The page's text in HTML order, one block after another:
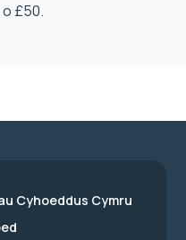
£50.
Cyhoeddus Cymru